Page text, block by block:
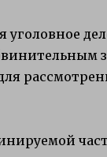
уголовное